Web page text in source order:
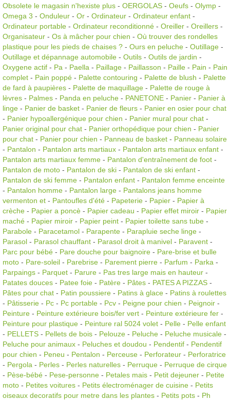
Obsolete le magasin n'hexiste plus - OERGOLAS - Oeufs - Olymp -
Omega 3 - Onduleur - Or - Ordinateur - Ordinateur enfant -
Ordinateur portable - Ordinateur reconditionné - Oreiller - Oreillers -
Organisateur - Os à mâcher pour chien - Où trouver des rondelles
plastique pour les pieds de chaises ? - Ours en peluche - Outillage -
Outillage et dépannage automobile - Outils - Outils de jardin -
Oxygene actif - Pa - Paella - Paillage - Paillasson - Paille - Pain - Pain
complet - Pain poppé - Palette contouring - Palette de blush - Palette
de fard à paupières - Palette de maquillage - Palette de rouge à
lèvres - Palmes - Panda en peluche - PANETONE - Panier - Panier à
linge - Panier de basket - Panier de fleurs - Panier en osier pour chat
- Panier hypoallergénique pour chien - Panier mural pour chat -
Panier original pour chat - Panier orthopédique pour chien - Panier
pour chat - Panier pour chien - Panneau de basket - Panneau solaire
- Pantalon - Pantalon arts martiaux - Pantalon arts martiaux enfant -
Pantalon arts martiaux femme - Pantalon d'entraînement de foot -
Pantalon de moto - Pantalon de ski - Pantalon de ski enfant -
Pantalon de ski femme - Pantalon enfant - Pantalon femme enceinte
- Pantalon homme - Pantalon large - Pantalons jeans homme
vermenton et - Pantoufles d'été - Papeterie - Papier - Papier à
crèche - Papier a poncè - Papier cadeau - Papier effet miroir - Papier
maché - Papier miroir - Papier peint - Papier toilette sans tube -
Parabole - Paracetamol - Parapente - Parapluie seche linge -
Parasol - Parasol chauffant - Parasol droit à manivel - Paravent -
Parc pour bébé - Pare douche pour baignoire - Pare-brise et bulle
moto - Pare-soleil - Parebrise - Parement pierre - Parfum - Parka -
Parpaings - Parquet - Parure - Pas tres large mais en hauteur -
Patates douces - Patee foie - Patère - Pâtes - PATES A PIZZAS -
Pâtes pour chat - Patin poussiere - Patins à glace - Patins à roulettes
- Pâtisserie - Pc - Pc portable - Pcv - Peigne pour chien - Peignoir -
Peinture - Peinture extérieure bois/fer vert - Peinture extérieure fer -
Peinture pour plastique - Peinture ral 5024 volet - Pelle - Pelle enfant
- PELLETS - Pellets de bois - Pelouze - Peluche - Peluche musicale -
Peluche pour animaux - Peluches et doudou - Pendentif - Pendentif
pour chien - Peneu - Pentalon - Perceuse - Perforateur - Perforatrice
- Pergola - Perles - Perles naturelles - Perruque - Perruque de cirque
- Pèse-bébé - Pese-personne - Petales mais - Petit dejeuner - Petite
moto - Petites voitures - Petits électroménager de cuisine - Petits
oiseaux decoratifs pour metre dans les plantes - Petits pots - Ph